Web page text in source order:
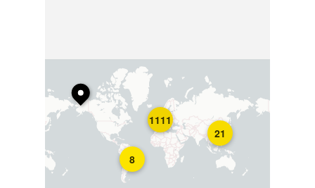
8
21
1111